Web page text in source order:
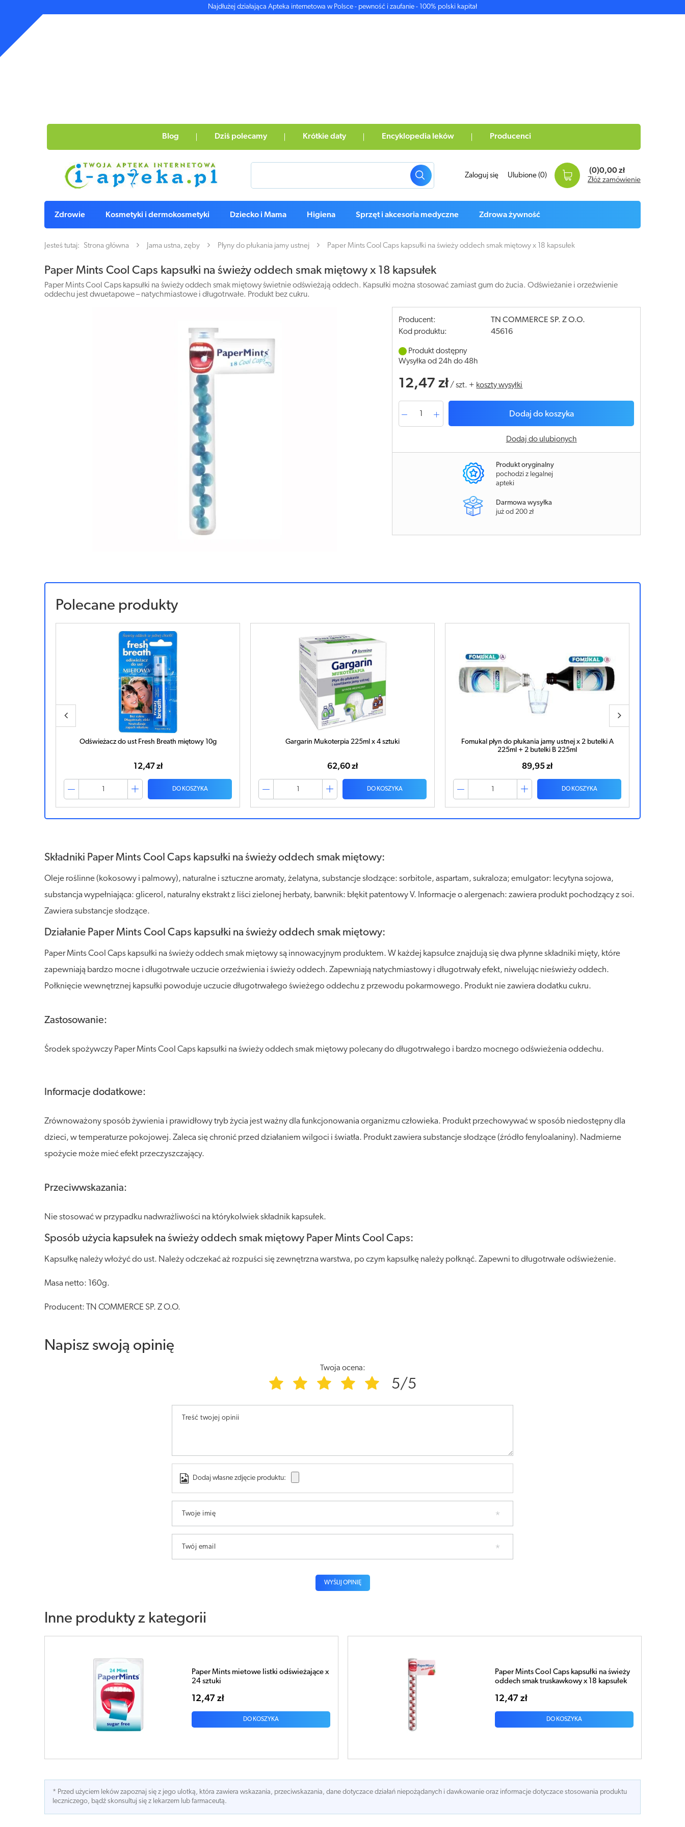
Najdłużej działająca Apteka internetowa w Polsce - pewność i zaufanie - 100% polski kapitał
Blog Dziś polecamy Krótkie daty Encyklopedia leków Producenci
Zaloguj się Ulubione (0)
(0)0,00 zł
Złóż zamówienie
Zdrowie Kosmetyki i dermokosmetyki Dziecko i Mama Higiena Sprzęt i akcesoria medyczne Zdrowa żywność
Jesteś tutaj: Strona główna Jama ustna, zęby Płyny do płukania jamy ustnej Paper Mints Cool Caps kapsułki na świeży oddech smak miętowy x 18 kapsułek
Paper Mints Cool Caps kapsułki na świeży oddech smak miętowy x 18 kapsułek
Paper Mints Cool Caps kapsułki na świeży oddech smak miętowy świetnie odświeżają oddech. Kapsułki można stosować zamiast gum do żucia. Odświeżanie i orzeźwienie
oddechu jest dwuetapowe – natychmiastowe i długotrwałe. Produkt bez cukru.
Producent:
TN COMMERCE SP. Z O.O.
Kod produktu:
45616
Produkt dostępny
Wysyłka od 24h do 48h
12,47 zł /szt. + koszty wysyłki
Dodaj do koszyka
Dodaj do ulubionych
Produkt oryginalny
pochodzi z legalnej
apteki
Darmowa wysyłka
już od 200 zł
Polecane produkty
Odświeżacz do ust Fresh Breath miętowy 10g
12,47 zł
DO KOSZYKA
Gargarin Mukoterpia 225ml x 4 sztuki
62,60 zł
DO KOSZYKA
Fomukal płyn do płukania jamy ustnej x 2 butelki A
225ml + 2 butelki B 225ml
89,95 zł
DO KOSZYKA
Składniki Paper Mints Cool Caps kapsułki na świeży oddech smak miętowy:
Oleje roślinne (kokosowy i palmowy), naturalne i sztuczne aromaty, żelatyna, substancje słodzące: sorbitole, aspartam, sukraloza; emulgator: lecytyna sojowa,
substancja wypełniająca: glicerol, naturalny ekstrakt z liści zielonej herbaty, barwnik: błękit patentowy V. Informacje o alergenach: zawiera produkt pochodzący z soi.
Zawiera substancje słodzące.
Działanie Paper Mints Cool Caps kapsułki na świeży oddech smak miętowy:
Paper Mints Cool Caps kapsułki na świeży oddech smak miętowy są innowacyjnym produktem. W każdej kapsułce znajdują się dwa płynne składniki mięty, które
zapewniają bardzo mocne i długotrwałe uczucie orzeźwienia i świeży oddech. Zapewniają natychmiastowy i długotrwały efekt, niwelując nieświeży oddech.
Połknięcie wewnętrznej kapsułki powoduje uczucie długotrwałego świeżego oddechu z przewodu pokarmowego. Produkt nie zawiera dodatku cukru.
Zastosowanie:
Środek spożywczy Paper Mints Cool Caps kapsułki na świeży oddech smak miętowy polecany do długotrwałego i bardzo mocnego odświeżenia oddechu.
Informacje dodatkowe:
Zrównoważony sposób żywienia i prawidłowy tryb życia jest ważny dla funkcjonowania organizmu człowieka. Produkt przechowywać w sposób niedostępny dla
dzieci, w temperaturze pokojowej. Zaleca się chronić przed działaniem wilgoci i światła. Produkt zawiera substancje słodzące (źródło fenyloalaniny). Nadmierne
spożycie może mieć efekt przeczyszczający.
Przeciwwskazania:
Nie stosować w przypadku nadwrażliwości na którykolwiek składnik kapsułek.
Sposób użycia kapsułek na świeży oddech smak miętowy Paper Mints Cool Caps:
Kapsułkę należy włożyć do ust. Należy odczekać aż rozpuści się zewnętrzna warstwa, po czym kapsułkę należy połknąć. Zapewni to długotrwałe odświeżenie.
Masa netto: 160g.
Producent: TN COMMERCE SP. Z O.O.
Napisz swoją opinię
Twoja ocena:
5/5
Treść twojej opinii
Dodaj własne zdjęcie produktu:
Twoje imię
Twój email
WYŚLIJ OPINIĘ
Inne produkty z kategorii
Paper Mints mietowe listki odświeżające x
24 sztuki
12,47 zł
DO KOSZYKA
Paper Mints Cool Caps kapsułki na świeży
oddech smak truskawkowy x 18 kapsułek
12,47 zł
DO KOSZYKA
* Przed użyciem leków zapoznaj się z jego ulotką, która zawiera wskazania, przeciwskazania, dane dotyczace działań niepożądanych i dawkowanie oraz informacje dotyczace stosowania produktu
leczniczego, bądź skonsultuj się z lekarzem lub farmaceutą.